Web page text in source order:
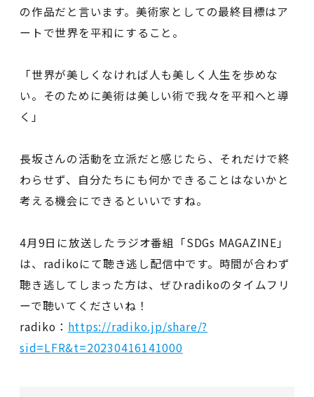
の作品だと言います。美術家としての最終目標はア
ートで世界を平和にすること。
「世界が美しくなければ人も美しく人生を歩めな
い。そのために美術は美しい術で我々を平和へと導
く」
長坂さんの活動を立派だと感じたら、それだけで終
わらせず、自分たちにも何かできることはないかと
考える機会にできるといいですね。
4月9日に放送したラジオ番組「SDGs MAGAZINE」
は、radikoにて聴き逃し配信中です。時間が合わず
聴き逃してしまった方は、ぜひradikoのタイムフリ
ーで聴いてくださいね！
radiko： https://radiko.jp/share/?
sid=LFR&t=20230416141000